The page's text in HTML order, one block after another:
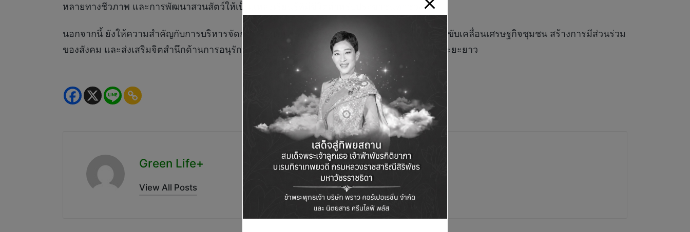
หลายทางชีวภาพ และการพัฒนาสวนสัตว์ให้เป็นแหล่งเรียนรู้ที่มีชีวิตสำหรับประชาชนทุกช่วงวัย
นอกจากนี้ ยังให้ความสำคัญกับการบริหารจัดการเชิงบูรณาการ เพื่อให้สวนสัตว์เป็นส่วนหนึ่งในการขับเคลื่อนเศรษฐกิจชุมชน สร้างการมีส่วนร่วม
ของสังคม และส่งเสริมจิตสำนึกด้านการอนุรักษ์สิ่งแวดล้อม อันจะนำไปสู่การพัฒนาอย่างยั่งยืนในระยะยาว
Green Life+
View All Posts